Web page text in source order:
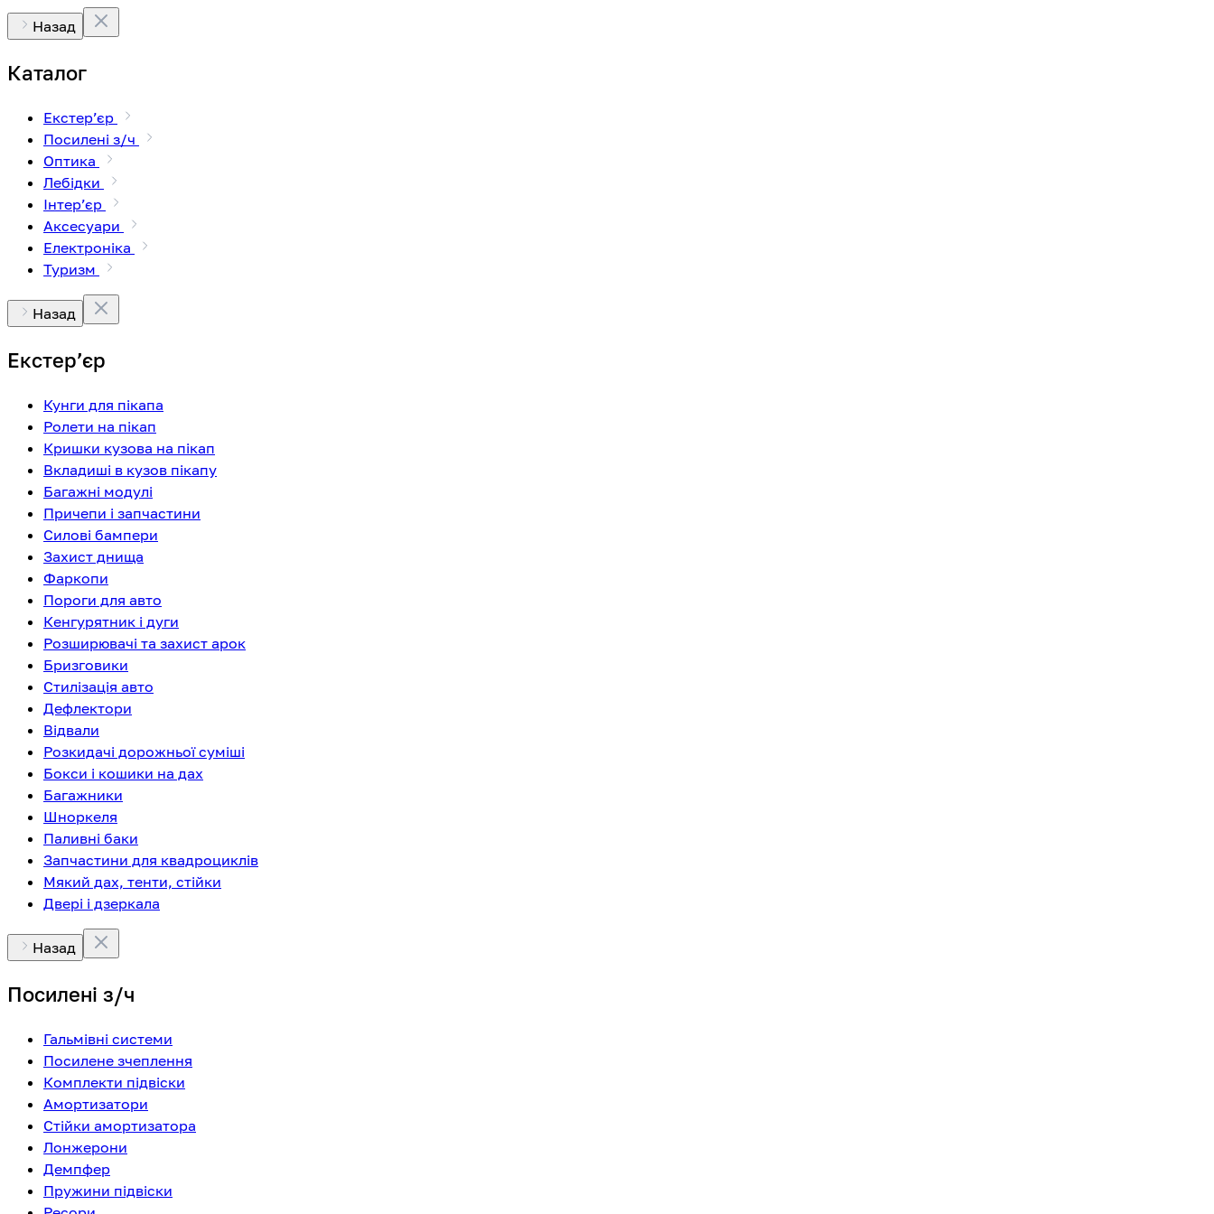
Назад
Каталог
Екстерʼєр
Посилені з/ч
Оптика
Лебідки
Інтерʼєр
Аксесуари
Електроніка
Туризм
Назад
Екстерʼєр
Кунги для пікапа
Ролети на пікап
Кришки кузова на пікап
Вкладиші в кузов пікапу
Багажні модулі
Причепи і запчастини
Силові бампери
Захист днища
Фаркопи
Пороги для авто
Кенгурятник і дуги
Розширювачі та захист арок
Бризговики
Стилізація авто
Дефлектори
Відвали
Розкидачі дорожньої суміші
Бокси і кошики на дах
Багажники
Шноркеля
Паливні баки
Запчастини для квадроциклів
Мякий дах, тенти, стійки
Двері і дзеркала
Назад
Посилені з/ч
Гальмівні системи
Посилене зчеплення
Комплекти підвіски
Амортизатори
Стійки амортизатора
Лонжерони
Демпфер
Пружини підвіски